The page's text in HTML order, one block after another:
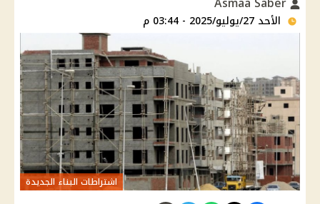
الأحد 27/يوليو/2025 - 03:44 م
اشتراطات البناء الجديدة